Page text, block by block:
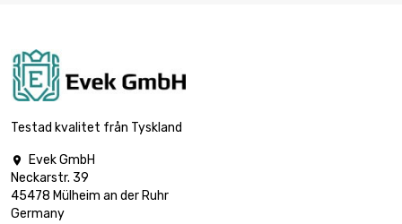
Testad kvalitet från Tyskland

Evek GmbH
Neckarstr. 39
45478 Mülheim an der Ruhr
Germany